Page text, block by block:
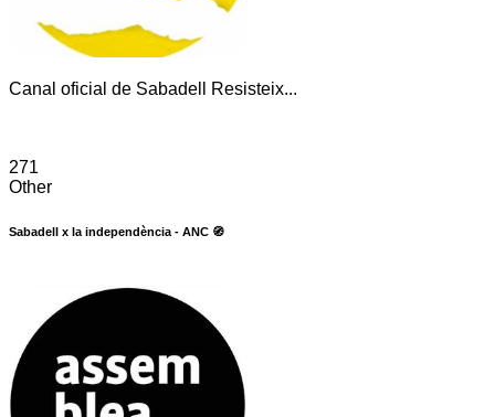
Canal oficial de Sabadell Resisteix...
271
Other
Sabadell x la independència - ANC 🧭